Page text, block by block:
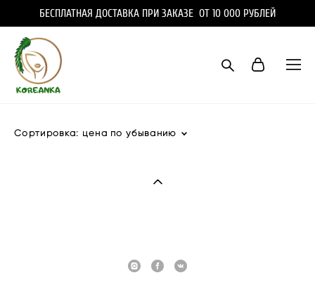
БЕСПЛАТНАЯ ДОСТАВКА ПРИ ЗАКАЗЕ ОТ 10 000 РУБЛЕЙ
Сортировка: цена по убыванию